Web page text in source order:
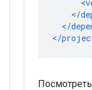
Посмотреть